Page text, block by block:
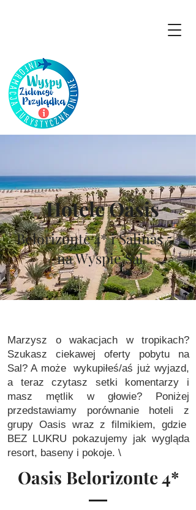
Hotele Oasis
Belorizonte 4* i Salinas 5 *
na Wyspie Sal
Oasis Belorizonte 4*
Marzysz o wakacjach w tropikach?
Szukasz ciekawej oferty pobytu na
Sal? A może wykupiłeś/aś już wyjazd,
a teraz czytasz setki komentarzy i
masz mętlik w głowie? Poniżej
przedstawiamy porównanie hoteli z
grupy Oasis wraz z filmikiem, gdzie
BEZ LUKRU pokazujemy jak wygląda
resort, baseny i pokoje. \